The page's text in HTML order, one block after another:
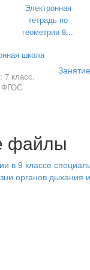
работу, не
дня, не драться,
…(ответы
зубы, учить
на свои места,
будет.
встрече
«Добрый вечер».
идёт речь в этом
Электронная
тетрадь по
геометрии 8...
школа
7 класс.
ФГОС
файлы
в 9 классе
органов дыхания